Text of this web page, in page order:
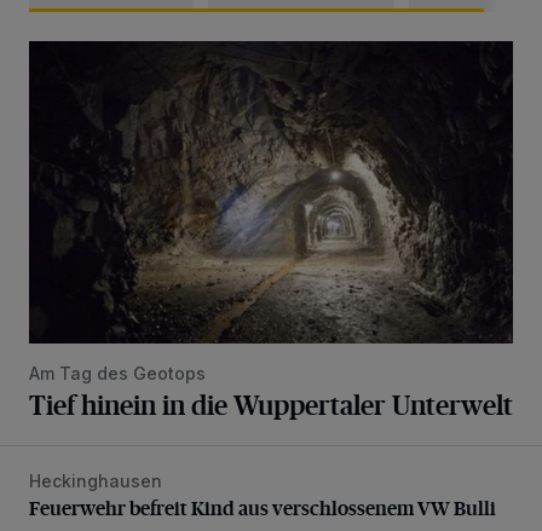
Am Tag des Geotops
Tief hinein in die Wuppertaler Unterwelt
Feuerwehr befreit Kind aus verschlossenem VW Bulli
Heckinghausen
Feuerwehr befreit Kind aus verschlossenem VW Bulli